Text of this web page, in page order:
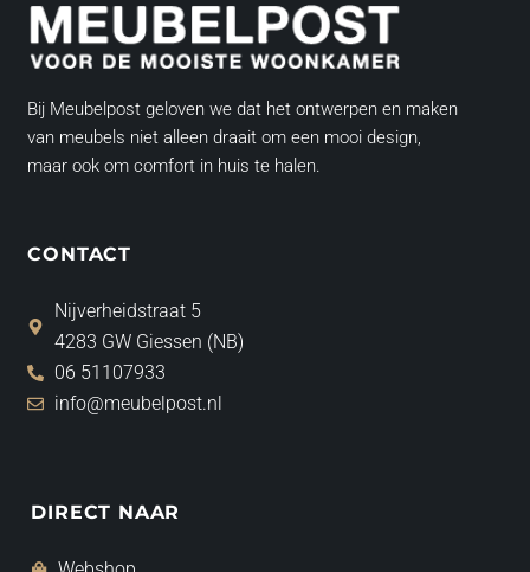
Bij Meubelpost geloven we dat het ontwerpen en maken
van meubels niet alleen draait om een mooi design,
maar ook om comfort in huis te halen.
CONTACT
Nijverheidstraat 5
4283 GW Giessen (NB)
06 51107933
info@meubelpost.nl
DIRECT NAAR